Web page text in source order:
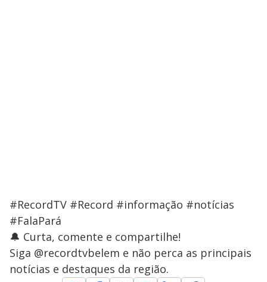
#RecordTV #Record #informação #notícias
#FalaPará
🔔 Curta, comente e compartilhe!
Siga @recordtvbelem e não perca as principais
notícias e destaques da região.